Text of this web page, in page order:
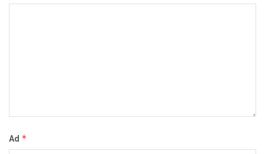
Ad *